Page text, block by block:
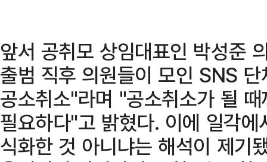
앞서 공취모 상임대표인 박성준
출범 직후 의원들이 모인 SNS
공소취소"라며 "공소취소가 될
필요하다"고 밝혔다. 이에 일각
식화한 것 아니냐는 해석이 제기